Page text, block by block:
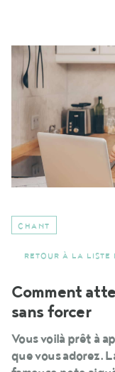
CHANT
RETOUR À LA LISTE
Comment
sans forcer
Vous voilà prêt à
que vous adorez.